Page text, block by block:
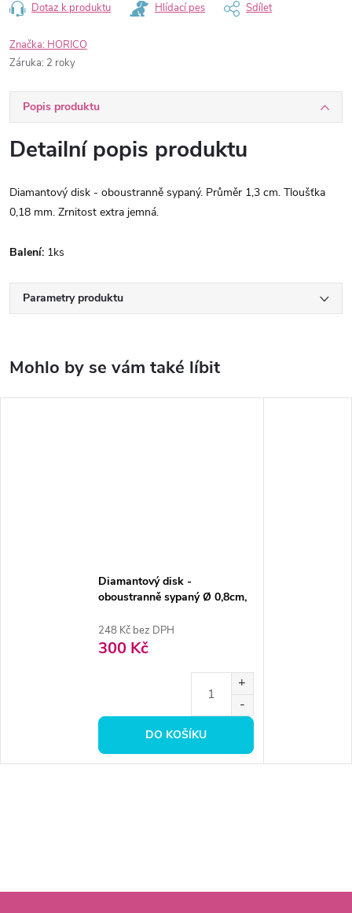
Dotaz k produktu Hlídací pes Sdílet
Značka: HORICO
Záruka: 2 roky
Popis produktu
Detailní popis produktu
Diamantový disk - oboustranně sypaný. Průměr 1,3 cm. Tloušťka
0,18 mm. Zrnitost extra jemná.
Balení: 1ks
Parametry produktu
Diamantový disk -
oboustranně sypaný Ø 0,8cm,
248 Kč bez DPH
300 Kč
DO KOŠÍKU